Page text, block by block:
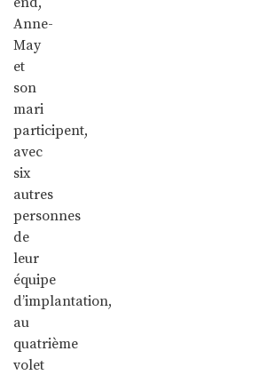
Anne-
May
et
son
mari
participent,
avec
six
autres
personnes
de
leur
équipe
d’implantation,
au
quatrième
volet